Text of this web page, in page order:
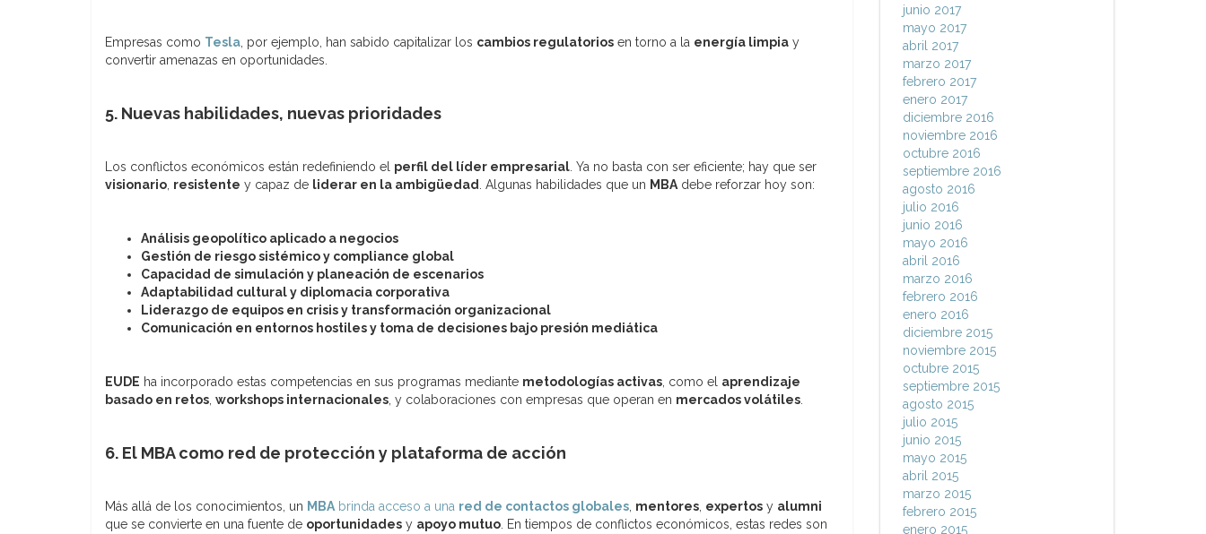
Empresas como Tesla , por ejemplo, han sabido capitalizar los cambios regulatorios en torno a la energía limpia y
convertir amenazas en oportunidades.
5. Nuevas habilidades, nuevas prioridades
Los conflictos económicos están redefiniendo el perfil del líder empresarial . Ya no basta con ser eficiente; hay que ser
visionario resistente y capaz de liderar en la ambigüedad . Algunas habilidades que un MBA debe reforzar hoy son:
Análisis geopolítico aplicado a negocios
Gestión de riesgo sistémico y compliance global
Capacidad de simulación y planeación de escenarios
Adaptabilidad cultural y diplomacia corporativa
Liderazgo de equipos en crisis y transformación organizacional
Comunicación en entornos hostiles y toma de decisiones bajo presión mediática
EUDE ha incorporado estas competencias en sus programas mediante metodologías activas , como el aprendizaje
basado en retos workshops internacionales , y colaboraciones con empresas que operan en mercados volátiles
6. El MBA como red de protección y plataforma de acción
Más allá de los conocimientos, un MBA brinda acceso a una red de contactos globales mentores expertos y alumni
que se convierte en una fuente de oportunidades y apoyo mutuo . En tiempos de conflictos económicos, estas redes son
junio 2017
mayo 2017
abril 2017
marzo 2017
febrero 2017
enero 2017
diciembre 2016
noviembre 2016
octubre 2016
septiembre 2016
agosto 2016
julio 2016
junio 2016
mayo 2016
abril 2016
marzo 2016
febrero 2016
enero 2016
diciembre 2015
noviembre 2015
octubre 2015
septiembre 2015
agosto 2015
julio 2015
junio 2015
mayo 2015
abril 2015
marzo 2015
febrero 2015
enero 2015